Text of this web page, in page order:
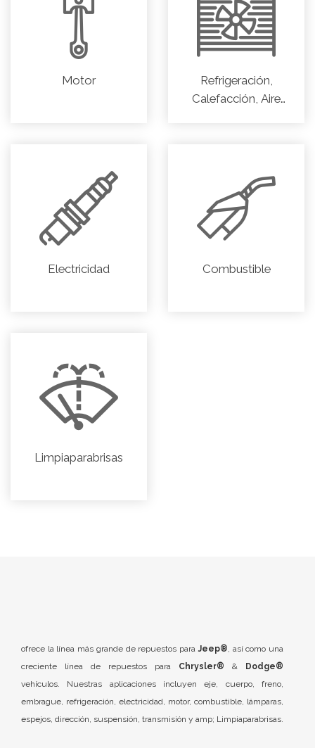
Motor
Refrigeración,
Calefacción, Aire
Electricidad Combustible
Limpiaparabrisas
ofrece la línea más grande de repuestos para Jeep® , así como una
creciente línea de repuestos para Chrysler® & Dodge®
vehículos. Nuestras aplicaciones incluyen eje, cuerpo, freno,
embrague, refrigeración, electricidad, motor, combustible, lámparas,
espejos, dirección, suspensión, transmisión y amp; Limpiaparabrisas.